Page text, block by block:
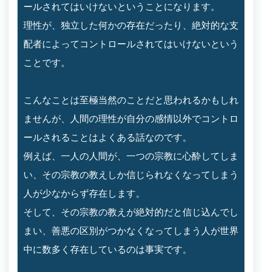
ールされてはいけないということになります。
理性が、独立した何かの存在だったり、絶対的な支
配者によってコントロールされてはいけないという
ことです。
こんなことは至極当然のことだと思われるかもしれ
ませんが、人間の理性が自分の感情以外でコントロ
ールされることはよくある話なのです。
例えば、一人の人間が、一つの宗教に心酔してしま
い、その宗教の教えしか信じられなくなってしまう
人が少なからず存在します。
そして、その宗教の教えが絶対的だと信じ込んでし
まい、善悪の区別がつかなくなってしまう人が世界
中に数多く存在しているのは事実です。